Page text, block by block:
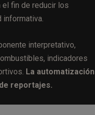
fin de reducir los
informativa.
interpretativo,
indicadores
La automatización
reportajes.